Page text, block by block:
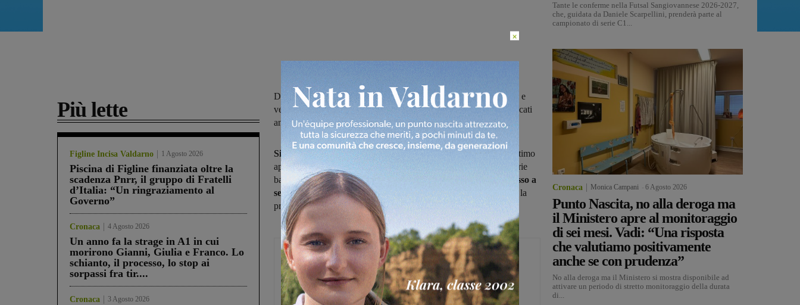
Più lette
Figline Incisa Valdarno 1 Agosto 2026
Piscina di Figline finanziata oltre la
scadenza Pnrr, il gruppo di Fratelli
d’Italia: “Un ringraziamento al
Governo”
Cronaca 4 Agosto 2026
Un anno fa la strage in A1 in cui
morirono Gianni, Giulia e Franco. Lo
schianto, il processo, lo stop ai
sorpassi fra tir....
Cronaca 3 Agosto 2026
Dopo che avevano vinto sia la prova di MTB che quella di abilità e
velocità, i portacolori della squadra montevarchina si sono aggudicati
anche la prova su strada
Si è svolto a Fibbianail Meeting regionale su strada, terzo ed ultimo
appuntamento del Momorial Franco Ballerini. Al temine delle varie
batterie èrisultata vincitrice l'Olimpia Valdarnese, che ha così
messo a
segno il tiriplete,dopo che aveva vinto sia la prova di MTB che la
prova abilità e velocità.
Michele Bossini
Tante le conferme nella Futsal Sangiovannese 2026-2027,
che, guidata da Daniele Scarpellini, prenderà parte al
campionato di serie C1...
Cronaca Monica Campani 6 Agosto 2026
Punto Nascita, no alla deroga ma
il Ministero apre al monitoraggio
di sei mesi. Vadi: “Una risposta
che valutiamo positivamente
anche se con prudenza”
No alla deroga ma il Ministero si mostra disponibile ad
attivare un periodo di stretto monitoraggio della durata
di...
×